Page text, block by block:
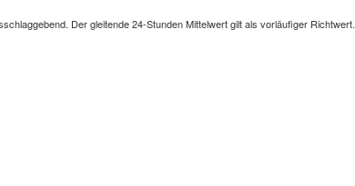
Der gleitende 24-Stunden Mittelwert gilt als vorläufiger Richtwert.